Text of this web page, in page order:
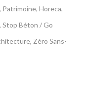
, Patrimoine, Horeca,
, Stop Béton / Go
, Zéro Sans-